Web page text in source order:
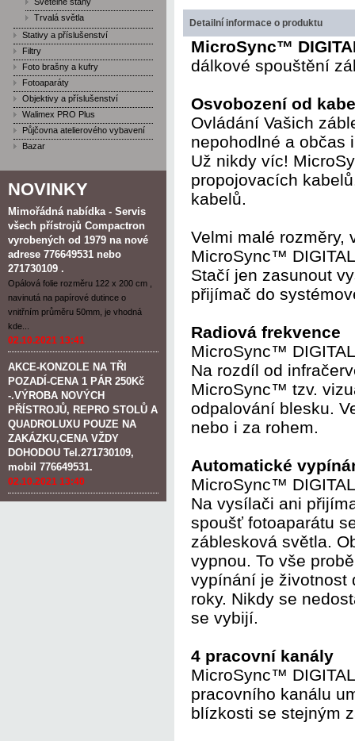
Trvalá světla
Stativy a příslušenství
Filtry
Foto brašny a kufry
Fotoaparáty
Objektivy a příslušenství
Walimex PRO Plus
Půjčovna atelierového vybavení
Bazar
NOVINKY
Mimořádná nabídka - Servis
všech přístrojů Compactron
vyrobených od 1979 na nové
adrese 776649531 nebo
271730109 .
Opálová folie rozměru 122 x 200 cm ,
navinutá na papírové dutince o
vnitřním průměru 50mm, je vhodná
kde...
02.10.2021 13:41
AKCE-KONZOLE NA TŘI
POZADÍ-CENA 1 PÁR 250Kč
-.VÝROBA NOVÝCH
PŘÍSTROJŮ, REPRO STOLŮ A
QUADROLUXU POUZE NA
ZAKÁZKU,CENA VŽDY
DOHODOU Tel.271730109,
mobil 776649531.
02.10.2021 13:40
Detailní informace o produktu
MicroSync™
dálkové spouštění
Osvobození od
Ovládání Vašich
nepohodlné a občas
Už nikdy víc!
propojovacích
kabelů.
Velmi malé rozměry,
MicroSync™
Stačí jen zasunout
přijímač do
Radiová frekvence
MicroSync™
Na rozdíl od
MicroSync™ tzv.
odpalování blesku.
nebo i za rohem.
Automatické
MicroSync™
Na vysílači ani
spoušť fotoaparátu
záblesková světla.
vypnou. To vše
vypínání je životnost
roky. Nikdy se
se vybijí.
4 pracovní kanály
MicroSync™
pracovního kanálu
blízkosti se stejným